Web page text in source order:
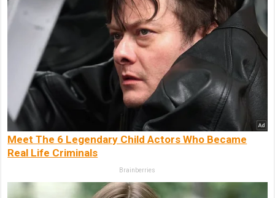
Meet The 6 Legendary Child Actors Who Became
Real Life Criminals
Brainberries